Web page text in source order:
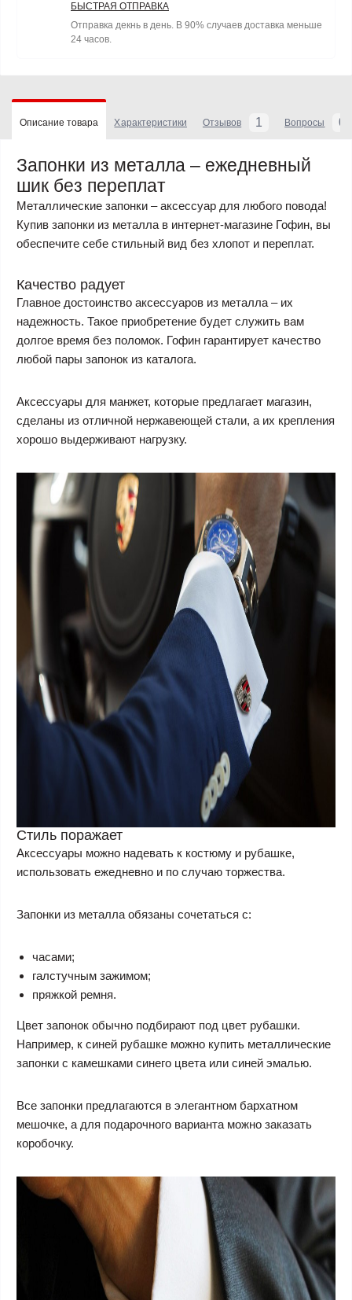
БЫСТРАЯ ОТПРАВКА
Отправка декнь в день. В 90% случаев доставка меньше
24 часов.
Описание товара Характеристики Отзывов 1 Вопросы 0
Запонки из металла – ежедневный
шик без переплат
Металлические запонки – аксессуар для любого повода!
Купив запонки из металла в интернет-магазине Гофин, вы
обеспечите себе стильный вид без хлопот и переплат.
Качество радует
Главное достоинство аксессуаров из металла – их
надежность. Такое приобретение будет служить вам
долгое время без поломок. Гофин гарантирует качество
любой пары запонок из каталога.
Аксессуары для манжет, которые предлагает магазин,
сделаны из отличной нержавеющей стали, а их крепления
хорошо выдерживают нагрузку.
Стиль поражает
Аксессуары можно надевать к костюму и рубашке,
использовать ежедневно и по случаю торжества.
Запонки из металла обязаны сочетаться с:
часами;
галстучным зажимом;
пряжкой ремня.
Цвет запонок обычно подбирают под цвет рубашки.
Например, к синей рубашке можно купить металлические
запонки с камешками синего цвета или синей эмалью.
Все запонки предлагаются в элегантном бархатном
мешочке, а для подарочного варианта можно заказать
коробочку.